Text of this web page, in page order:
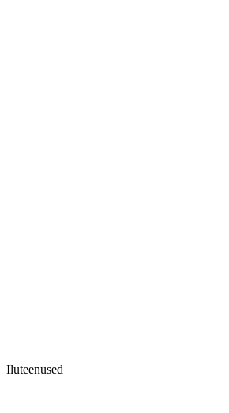
Iluteenused